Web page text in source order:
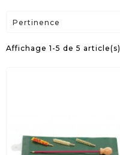
Pertinence
Affichage 1-5 de 5 article(s)